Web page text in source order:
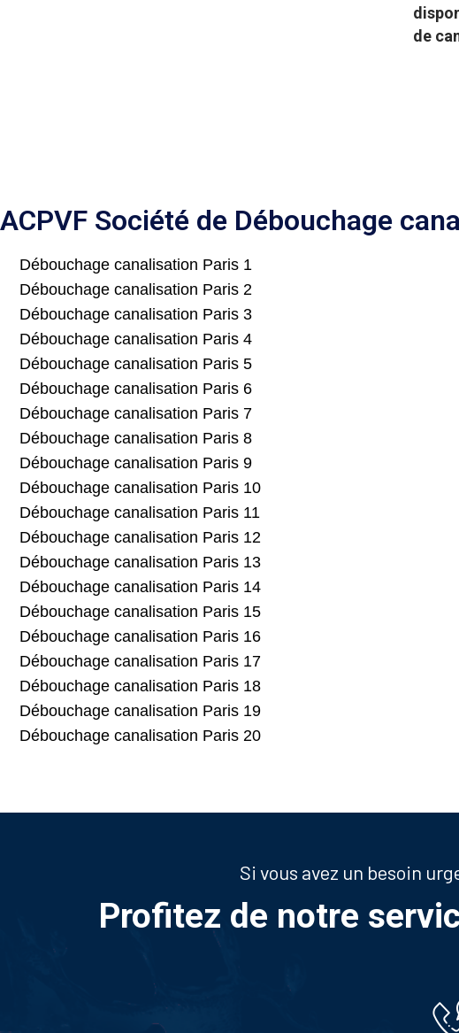
de
ACPVF Société de Débouchage
Débouchage canalisation Paris 1
Débouchage canalisation Paris 2
Débouchage canalisation Paris 3
Débouchage canalisation Paris 4
Débouchage canalisation Paris 5
Débouchage canalisation Paris 6
Débouchage canalisation Paris 7
Débouchage canalisation Paris 8
Débouchage canalisation Paris 9
Débouchage canalisation Paris 10
Débouchage canalisation Paris 11
Débouchage canalisation Paris 12
Débouchage canalisation Paris 13
Débouchage canalisation Paris 14
Débouchage canalisation Paris 15
Débouchage canalisation Paris 16
Débouchage canalisation Paris 17
Débouchage canalisation Paris 18
Débouchage canalisation Paris 19
Débouchage canalisation Paris 20
Si vous avez un besoin
Profitez de notre